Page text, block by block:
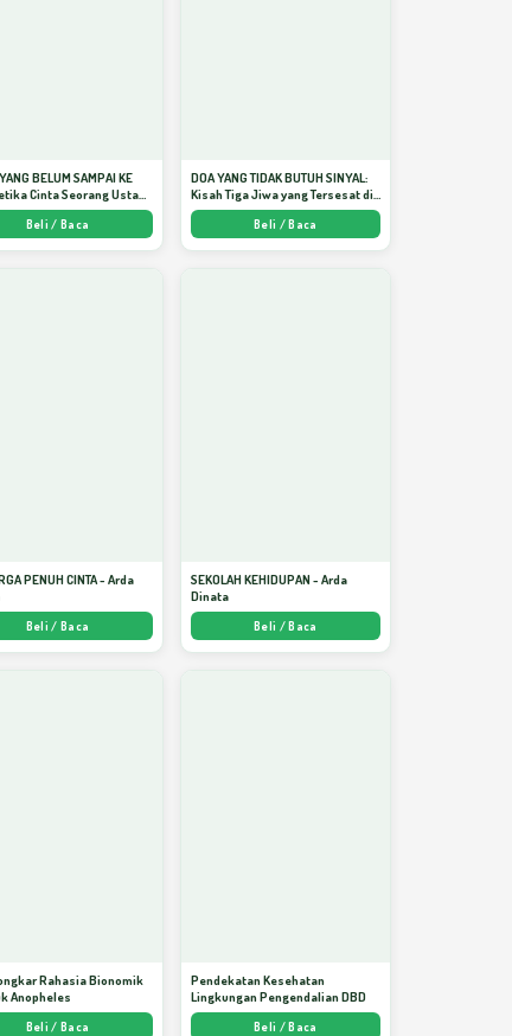
BELUM SAMPAI KE
Cinta Seorang Ustadz
Cermin yang Paling
- Arda Dinata
Beli / Baca
DOA YANG TIDAK BUTUH SINYAL:
Kisah Tiga Jiwa yang Tersesat di
Era AI dan Menemukan Jalan
Pulang di Bulan Ramadhan" -
Arda Dinata
Beli / Baca
PENUH CINTA - Arda
Beli / Baca
SEKOLAH KEHIDUPAN - Arda
Dinata
Beli / Baca
Rahasia Bionomik
Anopheles
Beli / Baca
Pendekatan Kesehatan
Lingkungan Pengendalian DBD
Beli / Baca